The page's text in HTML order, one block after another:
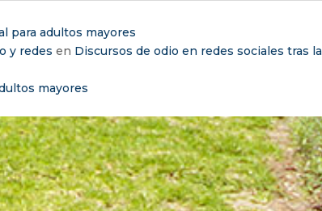
para adultos mayores
y redes en Discursos de odio en redes sociales tras
mayores